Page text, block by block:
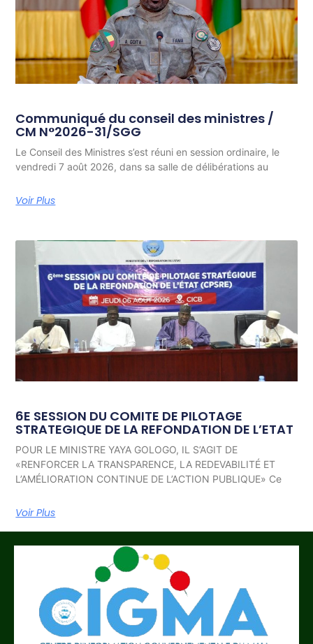
Communiqué du conseil des ministres /
CM N°2026-31/SGG
Le Conseil des Ministres s’est réuni en session ordinaire, le
vendredi 7 août 2026, dans sa salle de délibérations au
Voir Plus
6E SESSION DU COMITE DE PILOTAGE
STRATEGIQUE DE LA REFONDATION DE L’ETAT
POUR LE MINISTRE YAYA GOLOGO, IL S’AGIT DE
«RENFORCER LA TRANSPARENCE, LA REDEVABILITÉ ET
L’AMÉLIORATION CONTINUE DE L’ACTION PUBLIQUE» Ce
Voir Plus